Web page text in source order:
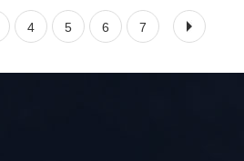
二块电池，就是是7.2V900mA的这块电池电量
方，这叫做”细水长流”，虽然单位时间输出电
的情况下，建议大家选购那些电压更高的可充
同时还要参照使用设备的额定电压大小才
**环保，价格更优，欢迎新老顾客前来了
4 5 6 7